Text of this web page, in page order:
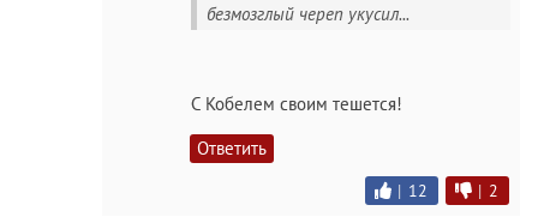
безмозглый череп укусил...
C Кобелем своим тешется!
Ответить
| 12 | 2